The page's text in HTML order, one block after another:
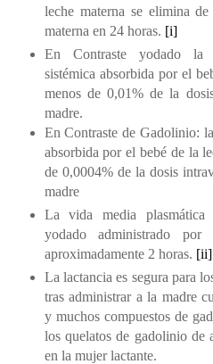
leche materna se elimina
materna en 24 horas. [i]
En Contraste yodado la
sistémica absorbida por el
menos de 0,01% de la
madre.
En Contraste de Gadolinio:
absorbida por el bebé de la
de 0,0004% de la dosis
madre
La vida media
yodado administrado
aproximadamente 2 horas. [ii]
La lactancia es segura para
tras administrar a la madre
y muchos compuestos de
los quelatos de gadolinio de
en la mujer lactante.